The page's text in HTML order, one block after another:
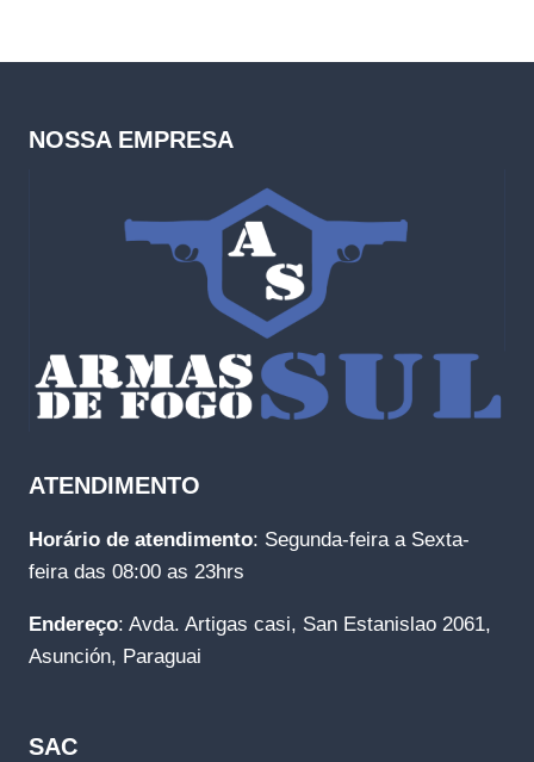
NOSSA EMPRESA
ATENDIMENTO
Horário de atendimento: Segunda-feira a Sexta-
feira das 08:00 as 23hrs
Endereço: Avda. Artigas casi, San Estanislao 2061,
Asunción, Paraguai
SAC